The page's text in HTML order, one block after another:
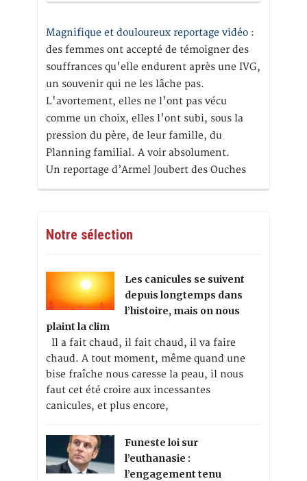
Magnifique et douloureux reportage vidéo :
des femmes ont accepté de témoigner des
souffrances qu'elle endurent après une IVG,
un souvenir qui ne les lâche pas.
L'avortement, elles ne l'ont pas vécu
comme un choix, elles l'ont subi, sous la
pression du père, de leur famille, du
Planning familial. A voir absolument.
Un reportage d’Armel Joubert des Ouches
Notre sélection
Les canicules se suivent
depuis longtemps dans
l’histoire, mais on nous
plaint la clim
Il a fait chaud, il fait chaud, il va faire
chaud. A tout moment, même quand une
bise fraîche nous caresse la peau, il nous
faut cet été croire aux incessantes
canicules, et plus encore,
Funeste loi sur
l’euthanasie :
l’engagement tenu